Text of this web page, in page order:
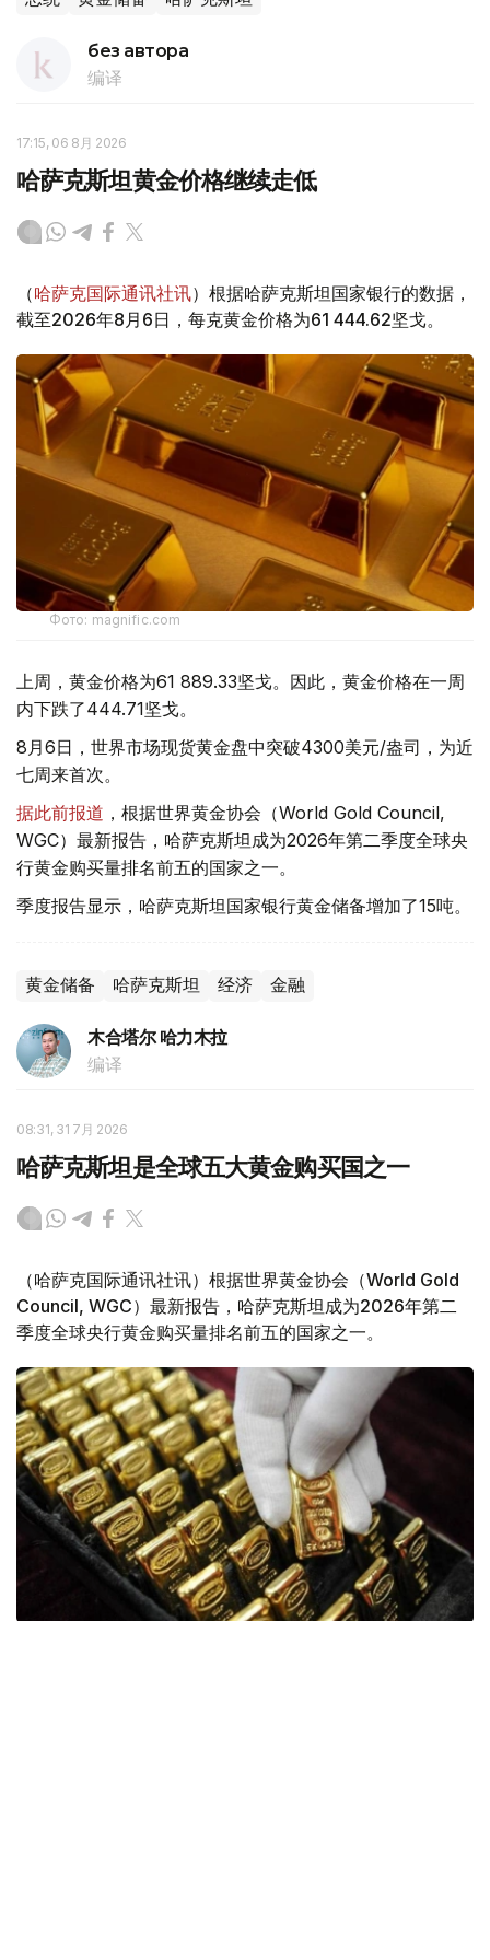
без автора
编译
17:15, 06 8月 2026
哈萨克斯坦黄金价格继续走低
（哈萨克国际通讯社讯）根据哈萨克斯坦国家银行的数据，
截至2026年8月6日，每克黄金价格为61 444.62坚戈。
Фото: magnific.com
上周，黄金价格为61 889.33坚戈。因此，黄金价格在一周
内下跌了444.71坚戈。
8月6日，世界市场现货黄金盘中突破4300美元/盎司，为近
七周来首次。
据此前报道 ，根据世界黄金协会（World Gold Council,
WGC）最新报告，哈萨克斯坦成为2026年第二季度全球央
行黄金购买量排名前五的国家之一。
季度报告显示，哈萨克斯坦国家银行黄金储备增加了15吨。
黄金储备 哈萨克斯坦 经济 金融
木合塔尔 哈力木拉
编译
08:31, 31 7月 2026
哈萨克斯坦是全球五大黄金购买国之一
（哈萨克国际通讯社讯）根据世界黄金协会（World Gold
Council, WGC）最新报告，哈萨克斯坦成为2026年第二
季度全球央行黄金购买量排名前五的国家之一。